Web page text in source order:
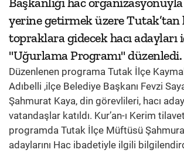
yerine getirmek üzere
topraklara gidecek hacı adayları
"Uğurlama Programı" düzenledi.
Düzenlenen programa Tutak İlçe
Adıbelli ,ilçe Belediye Başkanı Fevzi
Şahmurat Kaya, din görevlileri, hacı
vatandaşlar katıldı. Kur’an-ı Kerim
programda Tutak İlçe Müftüsü
adaylarını Hac ibadetiyle ilgili